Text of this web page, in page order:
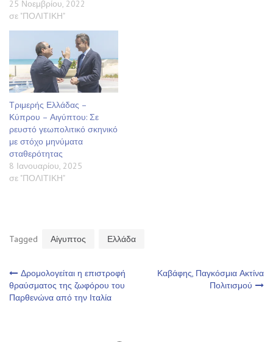
25 Νοεμβρίου, 2022
σε "ΠΟΛΙΤΙΚΗ"
Τριμερής Ελλάδας –
Κύπρου – Αιγύπτου: Σε
ρευστό γεωπολιτικό σκηνικό
με στόχο μηνύματα
σταθερότητας
8 Ιανουαρίου, 2025
σε "ΠΟΛΙΤΙΚΗ"
Tagged Αίγυπτος Ελλάδα
Πλοήγηση
άρθρων
Δρομολογείται η επιστροφή
θραύσματος της ζωφόρου του
Παρθενώνα από την Ιταλία
Καβάφης, Παγκόσμια Ακτίνα
Πολιτισμού